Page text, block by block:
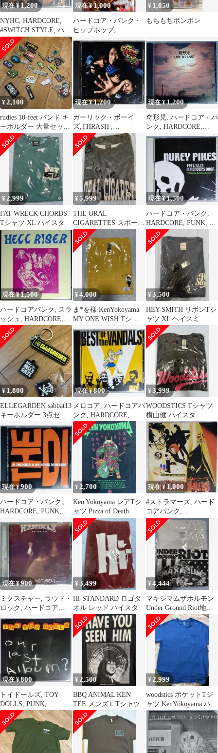
現在 ¥1,200
NYHC, HARDCORE,
#SWITCH STYLE, ハー
ドコア
現在 ¥1,000
ハードコア・パンク・
ヒップホップ,
HARDCORE, Hip-Hop
¥ 1,050
もちもちボンボン
¥2,100
rudies 10-feet バンド キ
ーホルダー 大量セット
まとめ売り
現在 ¥1,200
ガーリック・ボーイ
ズ,THRASH ,
HARDCORE, PUNK
現在 ¥1,200
奇形児, ハードコア・パ
ンク, HARDCORE,
PUNK
¥ 2,999
FAT WRECK CHORDS
Tシャツ XL ハイスタ
¥5,999
THE ORAL
CIGARETTES スポーツ
Tシャツ オーラル
現在 ¥1,500
ハードコア・パンク,
HARDCORE, PUNK, #
ニューキーパイクス
現在 ¥1,500
ハードコアパンク, スラ
ッシュ, HARDCORE,
METAL, PUNK
¥4,000
ま*を様 KenYokoyama
MY ONE WISH Tシャ
ツ ハイスタLサ
¥3,500
HEY-SMITH リボンTシ
ャツ XL ヘイスミ
¥ 1,800
ELLEGARDEN sabbat13
キーホルダー 3点セッ
ト
現在 ¥800
メロコア, ハードコアパ
ンク, HARDCORE,
PUNK, #VANDALS
¥3,999
WOODSTICS Tシャツ
横山健 ハイスタ
現在 ¥900
ハードコア・パンク。
HARDCORE, PUNK,
SKINHEADS
¥2,700
Ken Yokoyama レアTシ
ャツ Pizza of Death
現在 ¥1,000
#ストラマーズ, ハード
コアパンク,
HARDCORE, PUNK,
CLASH
現在 ¥900
ミクスチャー, ラウド・
ロック, ハードコア,
HARDCORE, METAL
¥3,499
Hi-STANDARD ロゴタ
オル レッド ハイスタ
¥4,444
マキシマムザホルモン
Under Ground Riot地下
暴動 Tシャツ
現在 ¥800
トイドールズ, TOY
DOLLS, PUNK,
HARDCORE, Oi
¥ 2,500
BBQ ANIMAL KEN
TEE メンズＬTシャツ
¥ 2,999
woodstics ポケットTシ
ャツ KenYokoyama ハイ
スタ